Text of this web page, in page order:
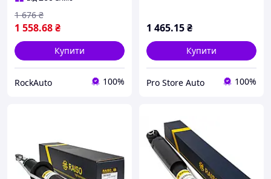
1 558.68₴
1 676 ₴
Купити
RockAuto 100%
1 465.15₴
Купити
Pro Store Auto 100%